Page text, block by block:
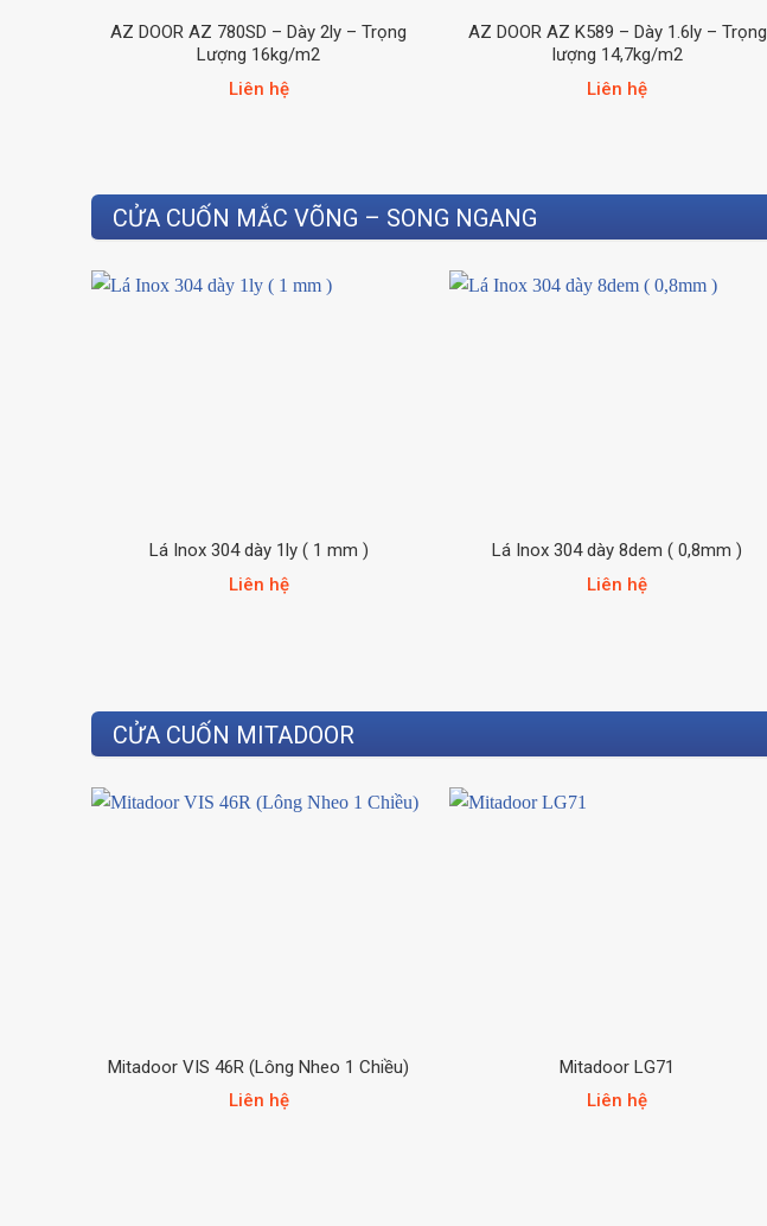
AZ DOOR AZ 780SD – Dày 2ly – Trọng
Lượng 16kg/m2
Liên hệ
AZ DOOR AZ K589 – Dày 1.6ly – Trọng
lượng 14,7kg/m2
Liên hệ
CỬA CUỐN MẮC VÕNG – SONG NGANG
Lá Inox 304 dày 1ly ( 1 mm )
Liên hệ
Lá Inox 304 dày 8dem ( 0,8mm )
Liên hệ
CỬA CUỐN MITADOOR
Mitadoor VIS 46R (Lông Nheo 1 Chiều)
Liên hệ
Mitadoor LG71
Liên hệ